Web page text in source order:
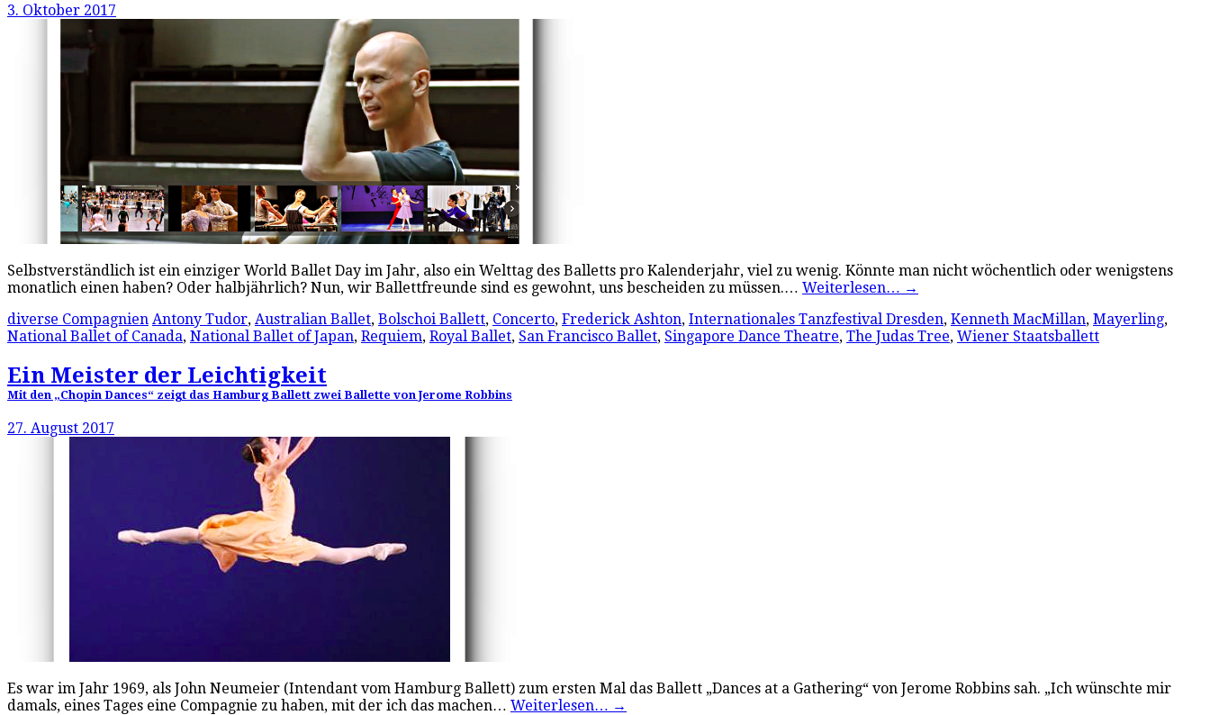
3. Oktober 2017
Selbstverständlich ist ein einziger World Ballet Day im Jahr, also ein Welttag des Balletts pro Kalenderjahr, viel zu wenig. Könnte man nicht wöchentlich oder wenigstens
monatlich einen haben? Oder halbjährlich? Nun, wir Ballettfreunde sind es gewohnt, uns bescheiden zu müssen.… Weiterlesen… →
diverse Compagnien Antony Tudor, Australian Ballet, Bolschoi Ballett, Concerto, Frederick Ashton, Internationales Tanzfestival Dresden, Kenneth MacMillan, Mayerling,
National Ballet of Canada, National Ballet of Japan, Requiem, Royal Ballet, San Francisco Ballet, Singapore Dance Theatre, The Judas Tree, Wiener Staatsballett
Ein Meister der Leichtigkeit
Mit den „Chopin Dances“ zeigt das Hamburg Ballett zwei Ballette von Jerome Robbins
27. August 2017
Es war im Jahr 1969, als John Neumeier (Intendant vom Hamburg Ballett) zum ersten Mal das Ballett „Dances at a Gathering“ von Jerome Robbins sah. „Ich wünschte mir
damals, eines Tages eine Compagnie zu haben, mit der ich das machen… Weiterlesen… →